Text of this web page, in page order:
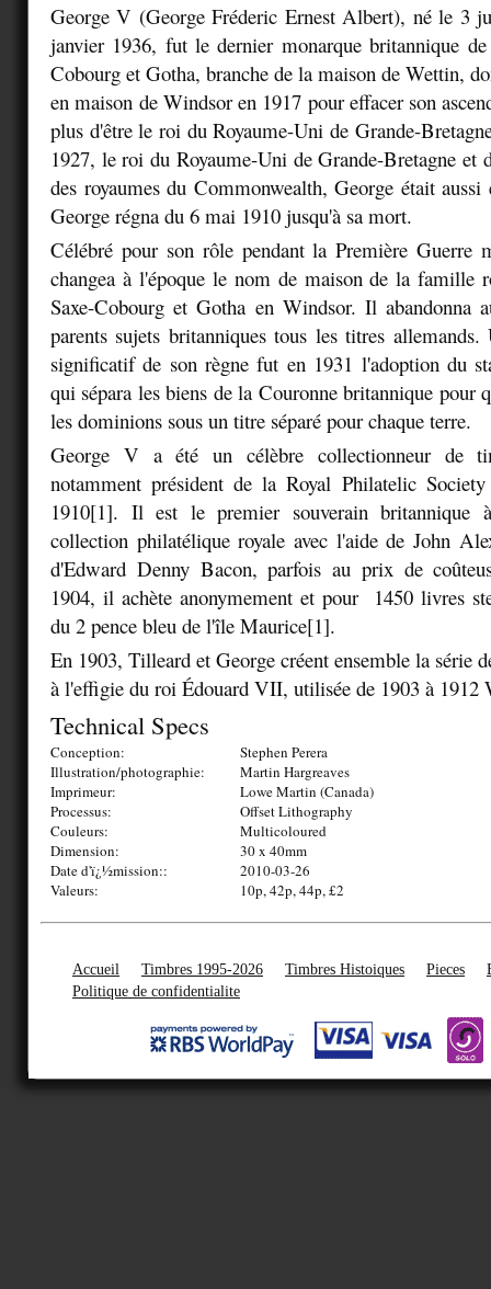
George V (George Fréderic Ernest Albert), né le 3
janvier 1936, fut le dernier monarque britannique
Cobourg et Gotha, branche de la maison de Wettin,
en maison de Windsor en 1917 pour effacer son
plus d'être le roi du Royaume-Uni de Grande-
1927, le roi du Royaume-Uni de Grande-Bretagne et
des royaumes du Commonwealth, George était aussi
George régna du 6 mai 1910 jusqu'à sa mort.
Célébré pour son rôle pendant la Première Guerre
changea à l'époque le nom de maison de la famille
Saxe-Cobourg et Gotha en Windsor. Il abandonna
parents sujets britanniques tous les titres allemands.
significatif de son règne fut en 1931 l'adoption du
qui sépara les biens de la Couronne britannique pour
les dominions sous un titre séparé pour chaque terre.
George V a été un célèbre collectionneur de
notamment président de la Royal Philatelic
1910[1]. Il est le premier souverain britannique
collection philatélique royale avec l'aide de John
d'Edward Denny Bacon, parfois au prix de
1904, il achète anonymement et pour 1450 livres
du 2 pence bleu de l'île Maurice[1].
En 1903, Tilleard et George créent ensemble la série
à l'effigie du roi Édouard VII, utilisée de 1903 à
Technical Specs
Conception:
Stephen Perera
Illustration/photographie:
Martin Hargreaves
Imprimeur:
Lowe Martin (Canada)
Processus:
Offset Lithography
Couleurs:
Multicoloured
Dimension:
30 x 40mm
Date d'ï¿½mission::
2010-03-26
Valeurs:
10p, 42p, 44p, £2
Accueil Timbres 1995-2026 Timbres Histoiques Pieces
Politique de confidentialite